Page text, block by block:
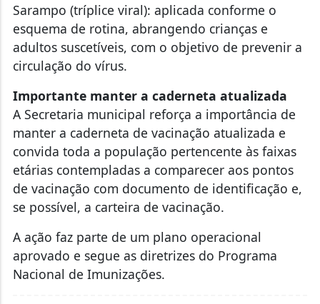
Sarampo (tríplice viral): aplicada conforme o
esquema de rotina, abrangendo crianças e
adultos suscetíveis, com o objetivo de prevenir a
circulação do vírus.
Importante manter a caderneta atualizada
A Secretaria municipal reforça a importância de
manter a caderneta de vacinação atualizada e
convida toda a população pertencente às faixas
etárias contempladas a comparecer aos pontos
de vacinação com documento de identificação e,
se possível, a carteira de vacinação.
A ação faz parte de um plano operacional
aprovado e segue as diretrizes do Programa
Nacional de Imunizações.